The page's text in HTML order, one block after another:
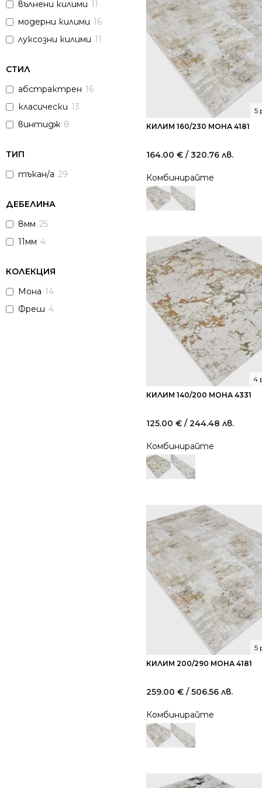
вълнени килими 11
модерни килими 16
луксозни килими 11
СТИЛ
абстрактрен 16
класически 13
винтидж 8
ТИП
тъкан/а 29
ДЕБЕЛИНА
8мм 25
11мм 4
КОЛЕКЦИЯ
Мона 14
Фреш 4
КИЛИМ 160/230 МОНА 4181
5
164.00 € / 320.76 лв.
Комбинирайте
КИЛИМ 140/200 МОНА 4331
4
125.00 € / 244.48 лв.
Комбинирайте
КИЛИМ 200/290 МОНА 4181
5
259.00 € / 506.56 лв.
Комбинирайте